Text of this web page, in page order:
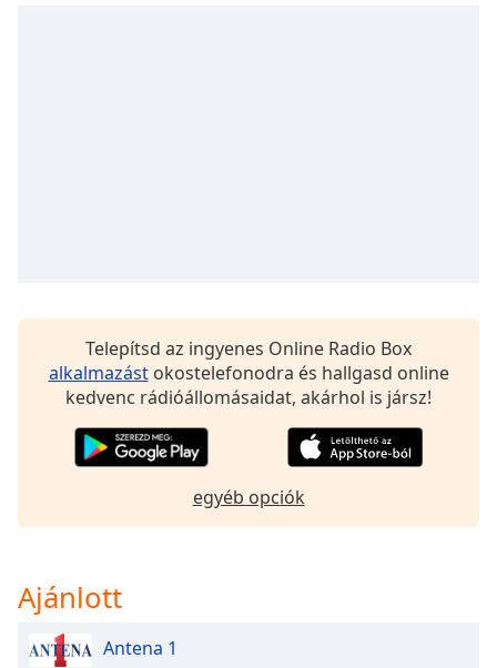
Background
Opacity
Telepítsd az ingyenes Online Radio Box
alkalmazástokostelefonodra és hallgasd online
kedvenc rádióállomásaidat, akárhol is jársz!
egyéb opciók
Ajánlott
Antena 1